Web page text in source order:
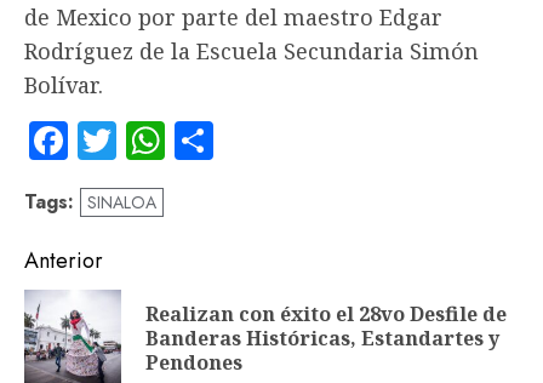
de Mexico por parte del maestro Edgar
Rodríguez de la Escuela Secundaria Simón
Bolívar.
Facebook
TwitterWhatsApp
Tags: SINALOA
Navegación
de
entradas
Anterior
Realizan con éxito el 28vo Desfile de
Banderas Históricas, Estandartes y
Pendones